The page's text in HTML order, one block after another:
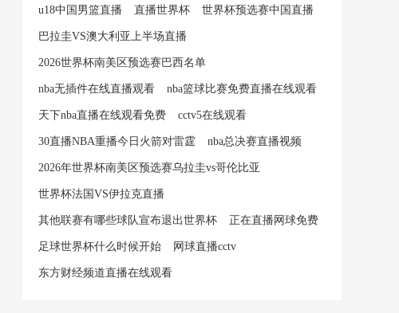
u18中国男篮直播 直播世界杯 世界杯预选赛中国直播
巴拉圭VS澳大利亚上半场直播
2026世界杯南美区预选赛巴西名单
nba无插件在线直播观看 nba篮球比赛免费直播在线观看
天下nba直播在线观看免费 cctv5在线观看
30直播NBA重播今日火箭对雷霆 nba总决赛直播视频
2026年世界杯南美区预选赛乌拉圭vs哥伦比亚
世界杯法国VS伊拉克直播
其他联赛有哪些球队宣布退出世界杯 正在直播网球免费
足球世界杯什么时候开始 网球直播cctv
东方财经频道直播在线观看